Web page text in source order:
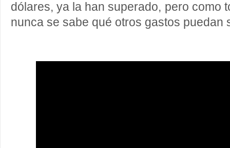
dólares, ya la han superado, pero como
nunca se sabe qué otros gastos puedan